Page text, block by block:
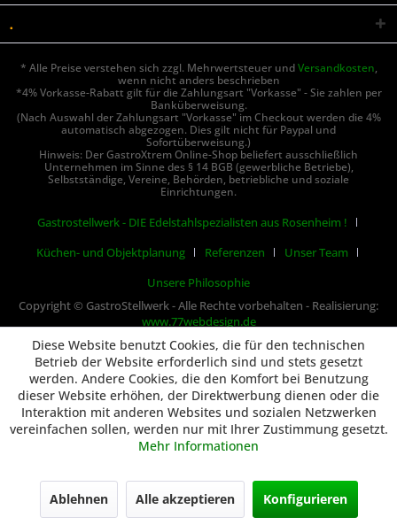
.
* Alle Preise verstehen sich zzgl. Mehrwertsteuer undVersandkosten,
wenn nicht anders beschrieben
*4% Vorkasse-Rabatt gilt für die Zahlungsart "Vorkasse" - Sie zahlen per
Banküberweisung.
(Nach Auswahl der Zahlungsart "Vorkasse" im Checkout werden die 4%
automatisch abgezogen. Dies gilt nicht für Paypal und
Sofortüberweisung.)
Hinweis: Der GastroXtrem Online-Shop beliefert ausschließlich
Unternehmen im Sinne des § 14 BGB (gewerbliche Betriebe),
Selbstständige, Vereine, Behörden, betriebliche und soziale
Einrichtungen.
Gastrostellwerk - DIE Edelstahlspezialisten aus Rosenheim !
Küchen- und Objektplanung
Referenzen
Unser Team
Unsere Philosophie
Copyright © GastroStellwerk - Alle Rechte vorbehalten - Realisierung:
www.77webdesign.de
Diese Website benutzt Cookies, die für den technischen
Betrieb der Website erforderlich sind und stets gesetzt
werden. Andere Cookies, die den Komfort bei Benutzung
dieser Website erhöhen, der Direktwerbung dienen oder die
Interaktion mit anderen Websites und sozialen Netzwerken
vereinfachen sollen, werden nur mit Ihrer Zustimmung gesetzt.
Mehr Informationen
Ablehnen Alle akzeptieren Konfigurieren